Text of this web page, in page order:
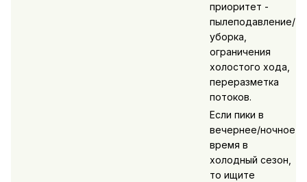
приоритет -
пылеподавление/
уборка,
ограничения
холостого хода,
переразметка
потоков.
Если пики в
вечернее/ночное
время в
холодный сезон,
то ищите